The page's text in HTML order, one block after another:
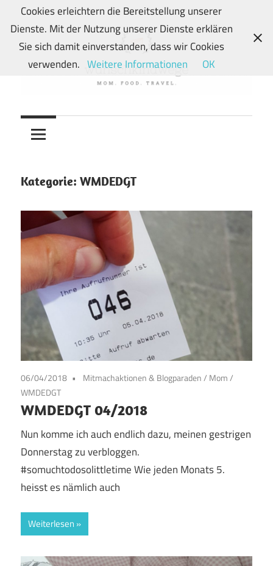
Zum
Inhalt
springen
wunschkindwege
Wunschkindern
und
Mein
Food-
und
Travelblog
Kategorie: WMDEDGT
06/04/2018 Mitmachaktionen & Blogparaden/ Mom/
WMDEDGT
WMDEDGT 04/2018
Nun komme ich auch endlich dazu, meinen gestrigen
Donnerstag zu verbloggen.
#somuchtodosolittletime Wie jeden Monats 5.
heisst es nämlich auch
Weiterlesen
Cookies erleichtern die Bereitstellung unserer
Dienste. Mit der Nutzung unserer Dienste erklären
Sie sich damit einverstanden, dass wir Cookies
verwenden. Weitere Informationen OK